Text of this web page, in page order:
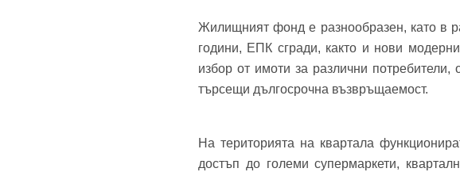
Жилищният фонд е разнообразен, като в
години, ЕПК сгради, както и нови
избор от имоти за различни
търсещи дългосрочна възвръщаемост.
На територията на квартала
достъп до големи супермаркети,